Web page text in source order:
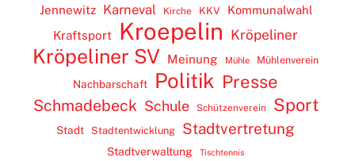
Jennewitz Karneval Kirche KKV
Kommunalwahl
Kraftsport
Kroepelin Kröpeliner
Kröpeliner SV Meinung Mühle Mühlenverein
Nachbarschaft Politik Presse
Schmadebeck Schule Schützenverein Sport
Stadt Stadtentwicklung Stadtvertretung
Stadtverwaltung Tischtennis